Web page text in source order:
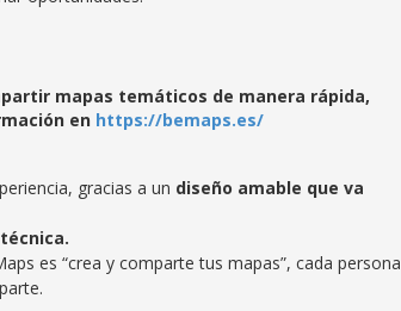
mapas temáticos de manera rápida,
en https://bemaps.es/
gracias a un diseño amable que va
es “crea y comparte tus mapas”, cada persona